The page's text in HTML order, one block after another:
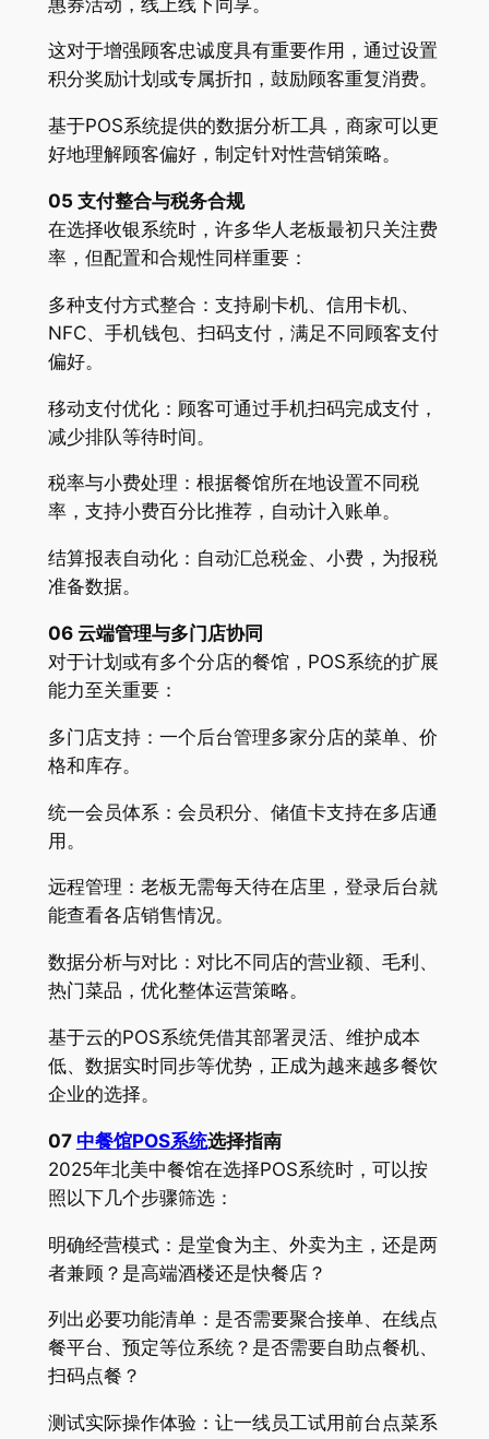
这对于增强顾客忠诚度具有重要作用，通过设置
积分奖励计划或专属折扣，鼓励顾客重复消费。
基于POS系统提供的数据分析工具，商家可以更
好地理解顾客偏好，制定针对性营销策略。
05 支付整合与税务合规
在选择收银系统时，许多华人老板最初只关注费
率，但配置和合规性同样重要：
多种支付方式整合：支持刷卡机、信用卡机、
NFC、手机钱包、扫码支付，满足不同顾客支付
偏好。
移动支付优化：顾客可通过手机扫码完成支付，
减少排队等待时间。
税率与小费处理：根据餐馆所在地设置不同税
率，支持小费百分比推荐，自动计入账单。
结算报表自动化：自动汇总税金、小费，为报税
准备数据。
06 云端管理与多门店协同
对于计划或有多个分店的餐馆，POS系统的扩展
能力至关重要：
多门店支持：一个后台管理多家分店的菜单、价
格和库存。
统一会员体系：会员积分、储值卡支持在多店通
用。
远程管理：老板无需每天待在店里，登录后台就
能查看各店销售情况。
数据分析与对比：对比不同店的营业额、毛利、
热门菜品，优化整体运营策略。
基于云的POS系统凭借其部署灵活、维护成本
低、数据实时同步等优势，正成为越来越多餐饮
企业的选择。
07 中餐馆POS系统选择指南
2025年北美中餐馆在选择POS系统时，可以按
照以下几个步骤筛选：
明确经营模式：是堂食为主、外卖为主，还是两
者兼顾？是高端酒楼还是快餐店？
列出必要功能清单：是否需要聚合接单、在线点
餐平台、预定等位系统？是否需要自助点餐机、
扫码点餐？
测试实际操作体验：让一线员工试用前台点菜系